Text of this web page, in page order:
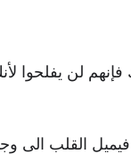
لن يفلحوا لأنك
القلب الى